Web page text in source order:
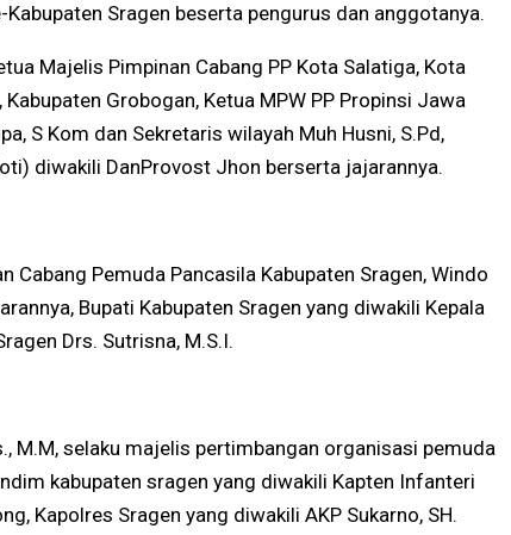
Kabupaten Sragen beserta pengurus dan anggotanya.
Majelis Pimpinan Cabang PP Kota Salatiga, Kota
Grobogan, Ketua MPW PP Propinsi Jawa
S Kom dan Sekretaris wilayah Muh Husni, S.Pd,
diwakili DanProvost Jhon berserta jajarannya.
Cabang Pemuda Pancasila Kabupaten Sragen, Windo
Bupati Kabupaten Sragen yang diwakili Kepala
Drs. Sutrisna, M.S.I.
M.M, selaku majelis pertimbangan organisasi pemuda
kabupaten sragen yang diwakili Kapten Infanteri
Kapolres Sragen yang diwakili AKP Sukarno, SH.